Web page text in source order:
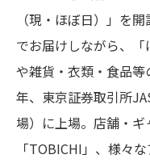
（現・ほぼ日）」を
でお届けしながら、
や雑貨・衣類・食品
年、東京証券取引所
場）に上場。店舗・
「TOBICHI」、様々